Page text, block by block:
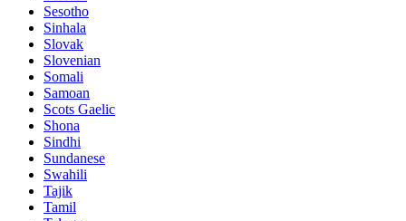
Sesotho
Sinhala
Slovak
Slovenian
Somali
Samoan
Scots Gaelic
Shona
Sindhi
Sundanese
Swahili
Tajik
Tamil